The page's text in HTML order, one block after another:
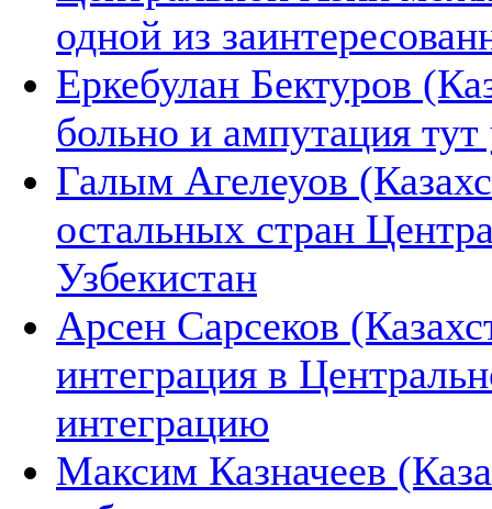
одной из
Еркебулан Бектуров
больно и ампутация
Галым Агелеуов
остальных стран
Узбекистан
Арсен Сарсеков
интеграция в
интеграцию
Максим Казначеев